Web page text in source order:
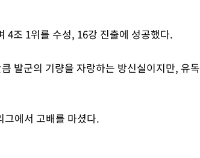
4조 1위를 수성, 16강 진출에 성공했다.
발군의 기량을 자랑하는 방신실이지만, 유독
그에서 고배를 마셨다.